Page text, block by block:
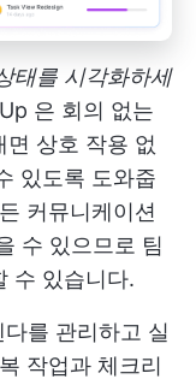
태를 시각화하세
은 회의 없는
상호 작용 없
있도록 도와줍
커뮤니케이션
수 있으므로 팀
수 있습니다.
를 관리하고 실
작업과 체크리